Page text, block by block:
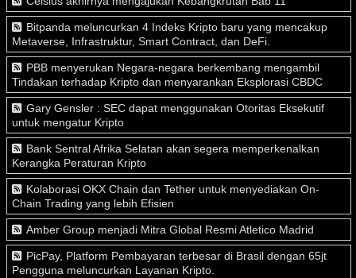
Bitpanda meluncurkan 4 Indeks Kripto baru yang mencakup
Metaverse, Infrastruktur, Smart Contract, dan DeFi.
PBB menyerukan Negara-negara berkembang mengambil
Tindakan terhadap Kripto dan menyarankan Eksplorasi CBDC
Gary Gensler : SEC dapat menggunakan Otoritas Eksekutif
untuk mengatur Kripto
Bank Sentral Afrika Selatan akan segera memperkenalkan
Kerangka Peraturan Kripto
Kolaborasi OKX Chain dan Tether untuk menyediakan On-
Chain Trading yang lebih Efisien
Amber Group menjadi Mitra Global Resmi Atletico Madrid
PicPay, Platform Pembayaran terbesar di Brasil dengan 65jt
Pengguna meluncurkan Layanan Kripto.